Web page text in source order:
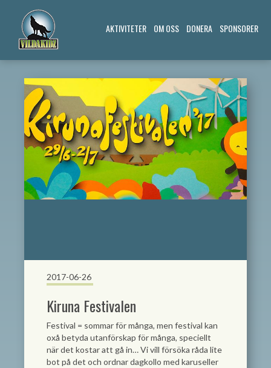
AKTIVITETER OM OSS DONERA SPONSORER
2017-06-26
Kiruna Festivalen
Festival = sommar för många, men festival kan
oxå betyda utanförskap för många, speciellt
när det kostar att gå in… Vi vill försöka råda lite
bot på det och ordnar dagkollo med karuseller